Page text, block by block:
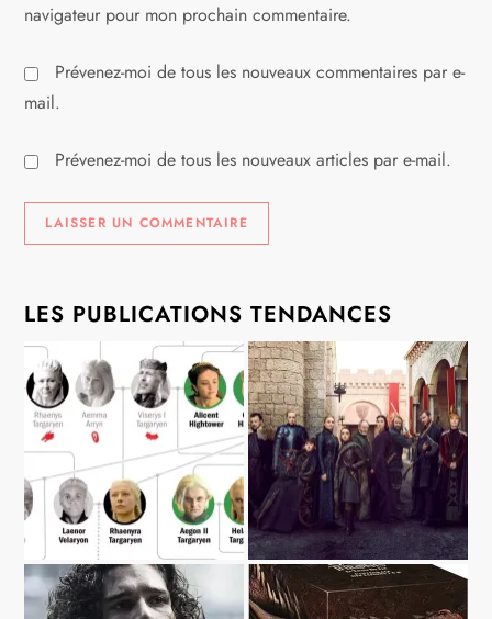
navigateur pour mon prochain commentaire.
Prévenez-moi de tous les nouveaux commentaires par e-
mail.
Prévenez-moi de tous les nouveaux articles par e-mail.
LES PUBLICATIONS TENDANCES